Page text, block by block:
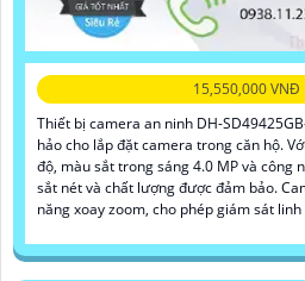
15,550,000 VNĐ
Thiết bị camera an ninh DH-
hảo cho lắp đặt camera trong căn hộ.
độ, màu sắt trong sáng 4.0 MP và công
sắt nét và chất lượng được đảm bảo.
năng xoay zoom, cho phép giám sát